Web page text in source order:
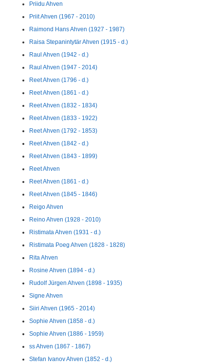
Priidu Ahven
Priit Ahven (1967 - 2010)
Raimond Hans Ahven (1927 - 1987)
Raisa Stepanintytär Ahven (1915 - d.)
Raul Ahven (1942 - d.)
Raul Ahven (1947 - 2014)
Reet Ahven (1796 - d.)
Reet Ahven (1861 - d.)
Reet Ahven (1832 - 1834)
Reet Ahven (1833 - 1922)
Reet Ahven (1792 - 1853)
Reet Ahven (1842 - d.)
Reet Ahven (1843 - 1899)
Reet Ahven
Reet Ahven (1861 - d.)
Reet Ahven (1845 - 1846)
Reigo Ahven
Reino Ahven (1928 - 2010)
Ristimata Ahven (1931 - d.)
Ristimata Poeg Ahven (1828 - 1828)
Rita Ahven
Rosine Ahven (1894 - d.)
Rudolf Jürgen Ahven (1898 - 1935)
Signe Ahven
Siiri Ahven (1965 - 2014)
Sophie Ahven (1858 - d.)
Sophie Ahven (1886 - 1959)
ss Ahven (1867 - 1867)
Stefan Ivanov Ahven (1852 - d.)